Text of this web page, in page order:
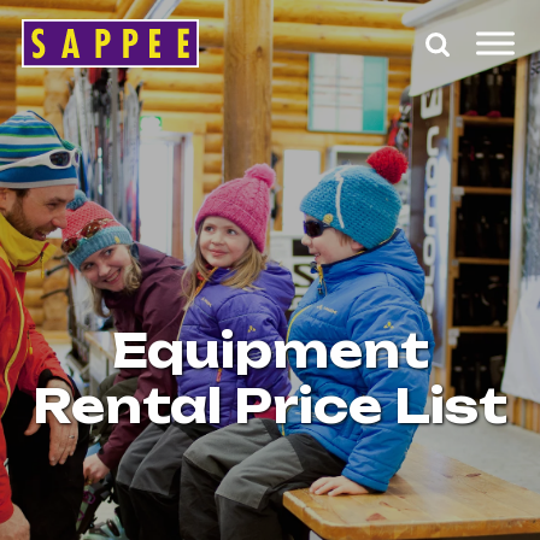
Päävalikko
Equipment
Rental Price List